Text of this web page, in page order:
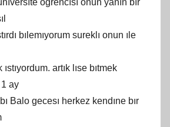
bılemıyorum sureklı onun ıle
ıstıyordum. artık lıse bıtmek
ay
Balo gecesı herkez kendıne bır